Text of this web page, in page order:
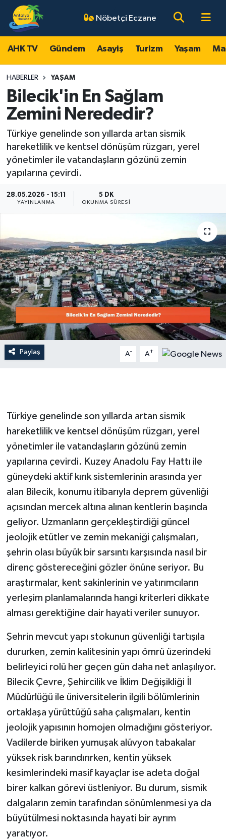
Nöbetçi Eczane
AHK TV Gündem Asayiş Turizm Yaşam
HABERLER YAŞAM
Bilecik'in En Sağlam
Zemini Nerededir?
Türkiye genelinde son yıllarda artan sismik
hareketlilik ve kentsel dönüşüm rüzgarı, yerel
yönetimler ile vatandaşların gözünü zemin
yapılarına çevirdi.
28.05.2026 - 15:11
YAYINLANMA
5 DK
OKUNMA SÜRESI
Paylaş A- A+
Türkiye genelinde son yıllarda artan sismik
hareketlilik ve kentsel dönüşüm rüzgarı, yerel
yönetimler ile vatandaşların gözünü zemin
yapılarına çevirdi. Kuzey Anadolu Fay Hattı ile
güneydeki aktif kırık sistemlerinin arasında yer
alan Bilecik, konumu itibarıyla deprem güvenliği
açısından mercek altına alınan kentlerin başında
geliyor. Uzmanların gerçekleştirdiği güncel
jeolojik etütler ve zemin mekaniği çalışmaları,
şehrin olası büyük bir sarsıntı karşısında nasıl bir
direnç göstereceğini gözler önüne seriyor. Bu
araştırmalar, kent sakinlerinin ve yatırımcıların
yerleşim planlamalarında hangi kriterleri dikkate
alması gerektiğine dair hayati veriler sunuyor.
Şehrin mevcut yapı stokunun güvenliği tartışıla
dururken, zemin kalitesinin yapı ömrü üzerindeki
belirleyici rolü her geçen gün daha net anlaşılıyor.
Bilecik Çevre, Şehircilik ve İklim Değişikliği İl
Müdürlüğü ile üniversitelerin ilgili bölümlerinin
ortaklaşa yürüttüğü saha çalışmaları, kentin
jeolojik yapısının homojen olmadığını gösteriyor.
Vadilerde biriken yumuşak alüvyon tabakalar
yüksek risk barındırırken, kentin yüksek
kesimlerindeki masif kayaçlar ise adeta doğal
birer kalkan görevi üstleniyor. Bu durum, sismik
dalgaların zemin tarafından sönümlenmesi ya da
büyütülmesi noktasında hayati bir ayrım
yaratıyor.
AHK TV
Gündem
Asayiş
Turizm
Yaşam
Ekonomi
Dünya
Resmi Reklamlar
Antalya Nöbetçi Eczaneler
Antalya Hava Durumu
Antalya Namaz Vakitleri
Antalya Trafik Yoğunluk Haritası
Süper Lig Puan Durumu ve Fikstür
Son Dakika Haberleri